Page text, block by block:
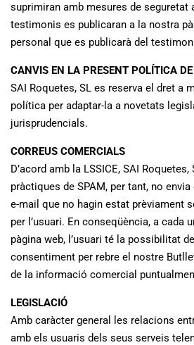
suprimiran amb mesures de seguretat
testimonis es publicaran a la nostra
personal que es publicarà del
CANVIS EN LA PRESENT POLÍTICA
SAI Roquetes, SL es reserva el dret a
política per adaptar-la a novetats
jurisprudencials.
CORREUS COMERCIALS
D’acord amb la LSSICE, SAI
pràctiques de SPAM, per tant, no
e-mail que no hagin estat prèviament
per l’usuari. En conseqüència, a cada
pàgina web, l’usuari té la possibilitat
consentiment per rebre el nostre
de la informació comercial
LEGISLACIÓ
Amb caràcter general les relacions
amb els usuaris dels seus serveis